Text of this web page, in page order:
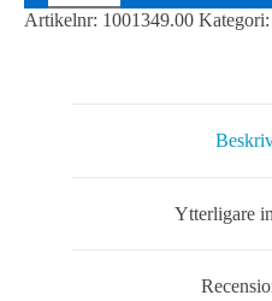
Arm
143N
Artikelnr: 1001349.00 Kategori:
Ytterligare